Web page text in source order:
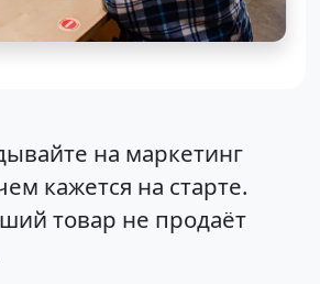
на маркетинг
кажется на старте.
товар не продаёт